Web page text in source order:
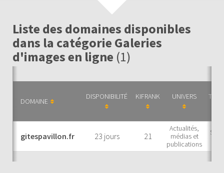
Liste des domaines disponibles
dans la catégorie Galeries
d'images en ligne (1)
DOMAINE
DISPONIBILITÉ KIFRANK UNIVERS
gitespavillon.fr 23 jours 21
Actualités,
médias et
publications